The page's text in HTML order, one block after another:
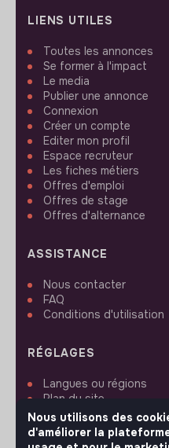
LIENS UTILES
Toutes les annonces
Se former à l'impact
Le media
Publier une annonce
Connexion
Créer un compte
Editer mon profil
Espace recruteur
Les fiches métiers
Offres d'emploi
Offres de stage
Offres d'alternance
ASSISTANCE
Nous contacter
FAQ
Conditions d'utilisation
RÉGLAGES
Langues ou régions
Plan du site
Paramètres des cookies
Nous utilisons des
d'améliorer la